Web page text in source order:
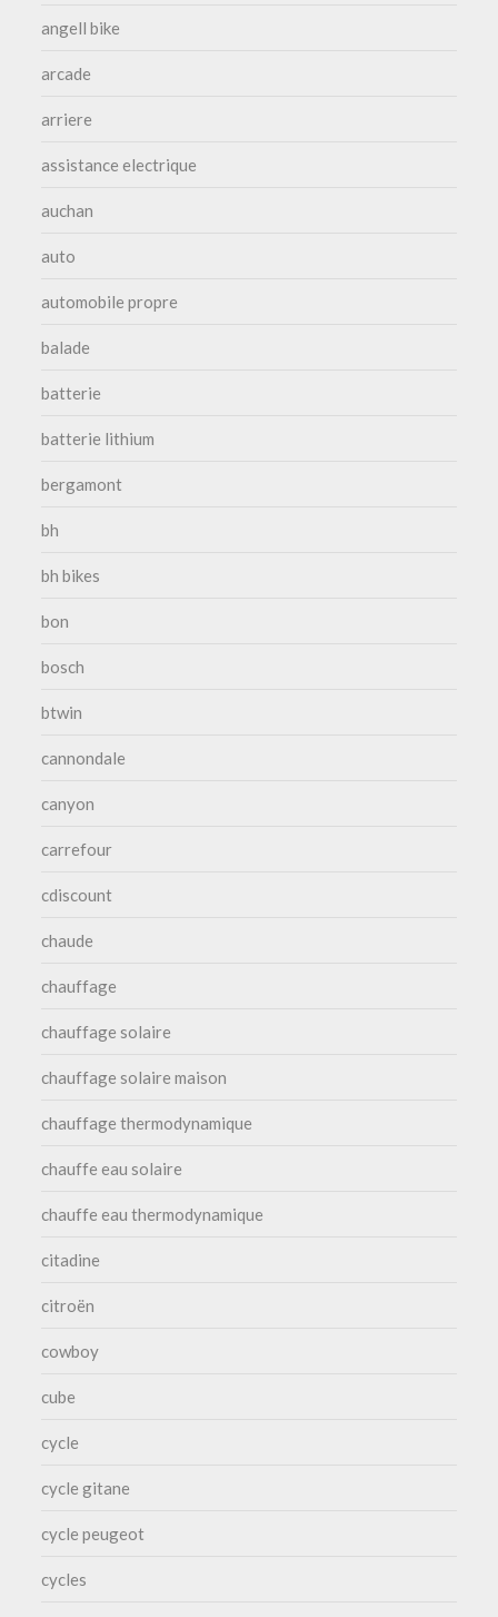
angell bike
arcade
arriere
assistance electrique
auchan
auto
automobile propre
balade
batterie
batterie lithium
bergamont
bh
bh bikes
bon
bosch
btwin
cannondale
canyon
carrefour
cdiscount
chaude
chauffage
chauffage solaire
chauffage solaire maison
chauffage thermodynamique
chauffe eau solaire
chauffe eau thermodynamique
citadine
citroën
cowboy
cube
cycle
cycle gitane
cycle peugeot
cycles